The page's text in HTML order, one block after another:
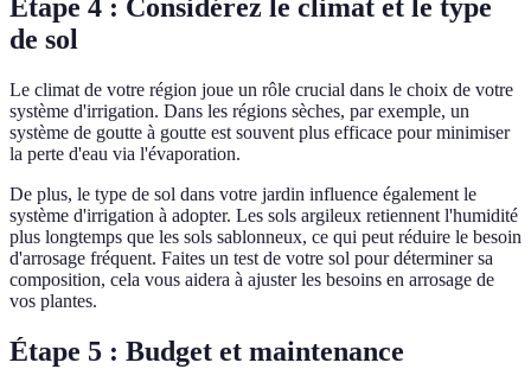
Étape 4 : Considérez le climat et le type
de sol
Le climat de votre région joue un rôle crucial dans le choix de votre
système d'irrigation. Dans les régions sèches, par exemple, un
système de goutte à goutte est souvent plus efficace pour minimiser
la perte d'eau via l'évaporation.
De plus, le type de sol dans votre jardin influence également le
système d'irrigation à adopter. Les sols argileux retiennent l'humidité
plus longtemps que les sols sablonneux, ce qui peut réduire le besoin
d'arrosage fréquent. Faites un test de votre sol pour déterminer sa
composition, cela vous aidera à ajuster les besoins en arrosage de
vos plantes.
Étape 5 : Budget et maintenance